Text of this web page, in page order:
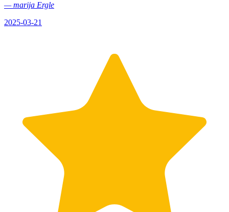
—marija Ergle
2025-03-21